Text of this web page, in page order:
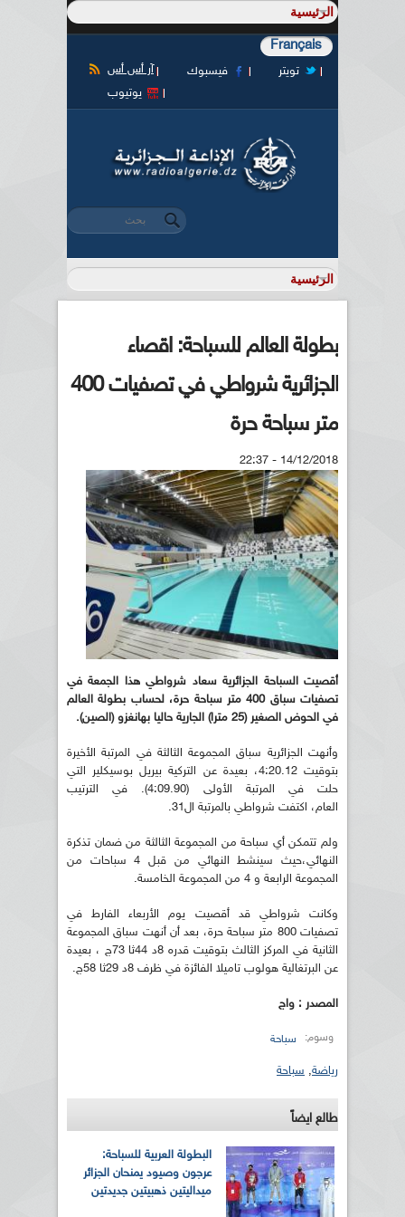
Français
آر أس أس فيسبوك
تويتر
يوتيوب
استمارة البحث
‏بحث ‏
بطولة العالم للسباحة: اقصاء
الجزائرية شرواطي في تصفيات 400
متر سباحة حرة
14/12/2018 - 22:37
أقصيت السباحة الجزائرية سعاد شرواطي هذا الجمعة في
تصفيات سباق 400 متر سباحة حرة، لحساب بطولة العالم
في الحوض الصغير (25 مترا) الجارية حاليا بهانغزو (الصين).
وأنهت الجزائرية سباق المجموعة الثالثة في المرتبة الأخيرة
بتوقيت 4:20.12، بعيدة عن التركية بيريل بوسيكلير التي
حلت في المرتبة الأولى (4:09.90). في الترتيب
العام، اكتفت شرواطي بالمرتبة ال31.
ولم تتمكن أي سباحة من المجموعة الثالثة من ضمان تذكرة
النهائي،حيث سينشط النهائي من قبل 4 سباحات من
المجموعة الرابعة و 4 من المجموعة الخامسة.
وكانت شرواطي قد أقصيت يوم الأربعاء الفارط في
تصفيات 800 متر سباحة حرة، بعد أن أنهت سباق المجموعة
الثانية في المركز الثالث بتوقيت قدره 8د 44ثا 73ج ، بعيدة
عن البرتغالية هولوب تاميلا الفائزة في ظرف 8د 29ثا 58ج.
المصدر : واج
وسوم: سباحة
رياضة, سباحة
طالع ايضاً
البطولة العربية للسباحة:
عرجون وصيود يمنحان الجزائر
ميداليتين ذهبيتين جديدتين